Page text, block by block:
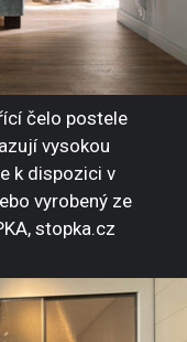
čelo postele
vysokou
k dispozici v
vyrobený ze
stopka.cz